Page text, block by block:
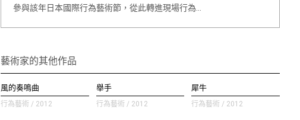
參與該年日本國際行為藝術節，從此轉進現場行為…
藝術家的其他作品
風的奏鳴曲
行為藝術 / 2012
舉手
行為藝術 / 2012
犀牛
行為藝術 / 2012